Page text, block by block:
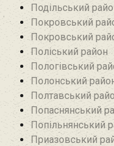
Подільський
Покровський
Покровський
Поліський район
Пологівський
Полонський
Полтавський
Попаснянський
Попільнянський
Приазовський